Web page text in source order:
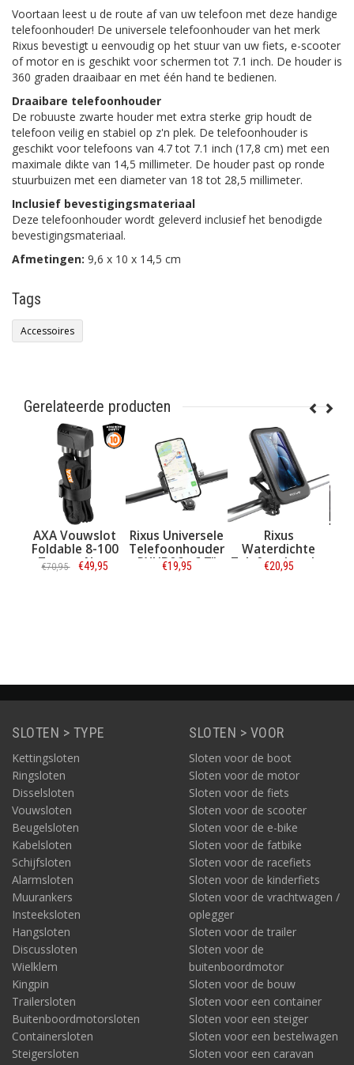
Voortaan leest u de route af van uw telefoon met deze handige
telefoonhouder! De universele telefoonhouder van het merk
Rixus bevestigt u eenvoudig op het stuur van uw fiets, e-scooter
of motor en is geschikt voor schermen tot 7.1 inch. De houder is
360 graden draaibaar en met één hand te bedienen.
Draaibare telefoonhouder
De robuuste zwarte houder met extra sterke grip houdt de
telefoon veilig en stabiel op z'n plek. De telefoonhouder is
geschikt voor telefoons van 4.7 tot 7.1 inch (17,8 cm) met een
maximale dikte van 14,5 millimeter. De houder past op ronde
stuurbuizen met een diameter van 18 tot 28,5 millimeter.
Inclusief bevestigingsmateriaal
Deze telefoonhouder wordt geleverd inclusief het benodigde
bevestigingsmateriaal.
Afmetingen: 9,6 x 10 x 14,5 cm
Tags
Accessoires
Gerelateerde producten
AXA Vouwslot
Foldable 8-100
Zwart - Next
Generation
€70,95 €49,95
Rixus Universele
Telefoonhouder
RXHB06 <6.7"
€19,95
Rixus
Waterdichte
Telefoonhouder
RXHM52 <6.7"
€20,95
SLOTEN > TYPE
Kettingsloten
Ringsloten
Disselsloten
Vouwsloten
Beugelsloten
Kabelsloten
Schijfsloten
Alarmsloten
Muurankers
Insteeksloten
Hangsloten
Discussloten
Wielklem
Kingpin
Trailersloten
Buitenboordmotorsloten
Containersloten
Steigersloten
SLOTEN > VOOR
Sloten voor de boot
Sloten voor de motor
Sloten voor de fiets
Sloten voor de scooter
Sloten voor de e-bike
Sloten voor de fatbike
Sloten voor de racefiets
Sloten voor de kinderfiets
Sloten voor de vrachtwagen /
oplegger
Sloten voor de trailer
Sloten voor de
buitenboordmotor
Sloten voor de bouw
Sloten voor een container
Sloten voor een steiger
Sloten voor een bestelwagen
Sloten voor een caravan